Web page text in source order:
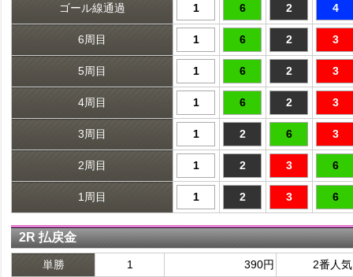
ゴール線通過 1 6 2 4
6周目 1 6 2 3
5周目 1 6 2 3
4周目 1 6 2 3
3周目 1 2 6 3
2周目 1 2 3 6
1周目 1 2 3 6
2R 払戻金
単勝 1 390円 2番人気